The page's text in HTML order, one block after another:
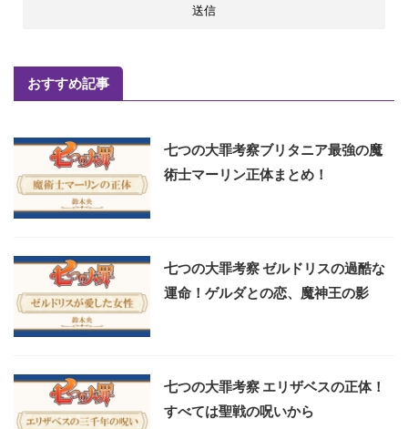
おすすめ記事
七つの大罪考察ブリタニア最強の魔
術士マーリン正体まとめ！
七つの大罪考察 ゼルドリスの過酷な
運命！ゲルダとの恋、魔神王の影
七つの大罪考察 エリザベスの正体！
すべては聖戦の呪いから